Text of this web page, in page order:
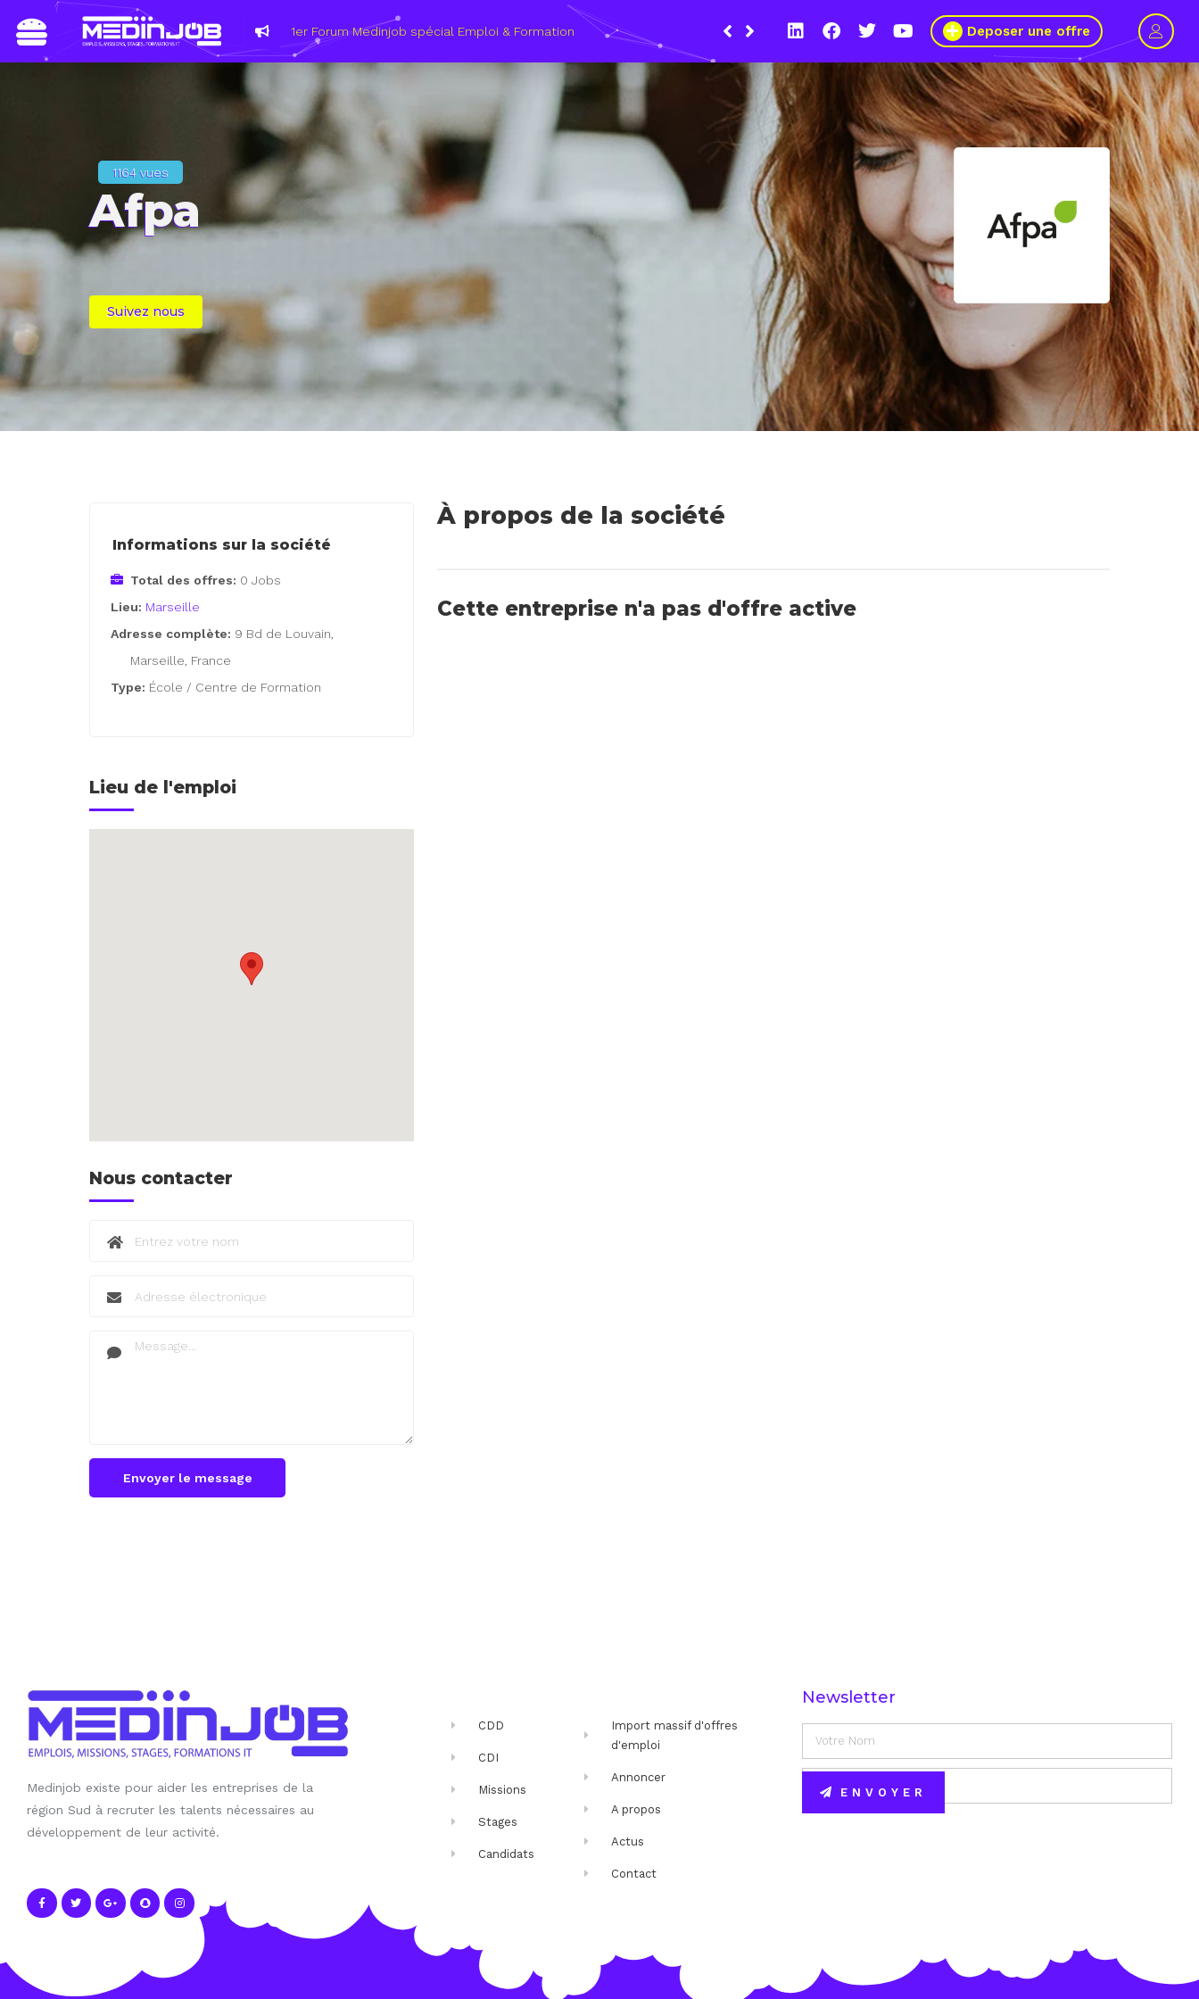
Du 8 au 11 mars 2021, le Wagon Marseille s’engage pour plus de mixité dans
Deposer une offre
1164 vues
Afpa
Suivez nous
À propos de la société
Cette entreprise n'a pas d'offre active
Informations sur la société
Total des offres: 0 Jobs
Lieu: Marseille
Adresse complète: 9 Bd de Louvain,
Marseille, France
Type: École / Centre de Formation
Lieu de l'emploi
Nous contacter
Envoyer le message
Medinjob existe pour aider les entreprises de la
région Sud à recruter les talents nécessaires au
développement de leur activité.
CDD
CDI
Missions
Stages
Candidats
Import massif d'offres
d'emploi
Annoncer
A propos
Actus
Contact
Newsletter
ENVOYER